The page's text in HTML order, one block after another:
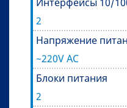
2
Напряжение
~220V AC
Блоки питания
2